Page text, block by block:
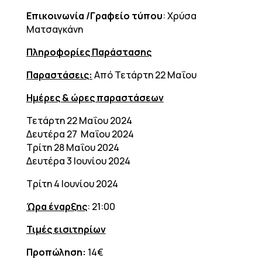
Επικοινωνία /Γραφείο τύπου: Χρύσα
Ματσαγκάνη
Πληροφορίες Παράστασης
Παραστάσεις: Από Τετάρτη 22 Μαΐου
Ημέρες & ώρες παραστάσεων
Τετάρτη 22 Μαΐου 2024
Δευτέρα 27 Μαΐου 2024
Τρίτη 28 Μαΐου 2024
Δευτέρα 3 Ιουνίου 2024
Τρίτη 4 Ιουνίου 2024
Ώρα έναρξης: 21:00
Τιμές εισιτηρίων
Προπώληση: 14€